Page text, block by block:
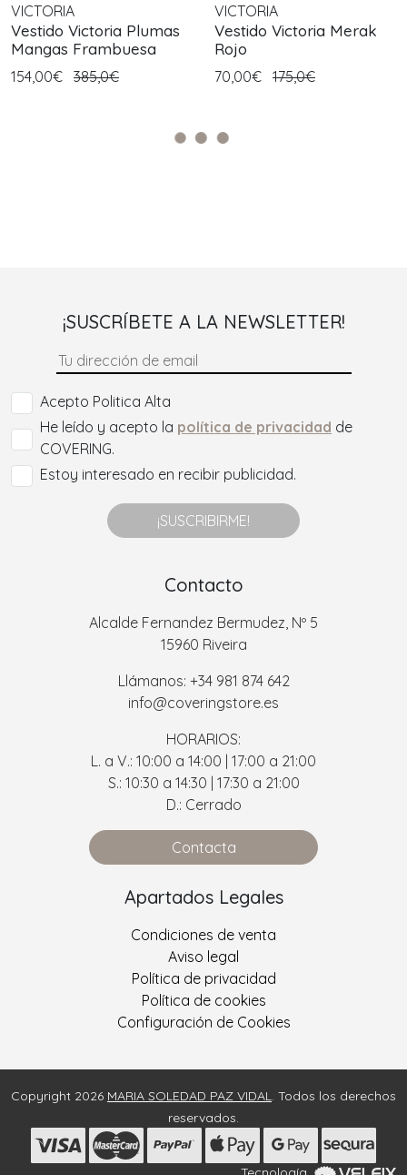
VICTORIA
Vestido Victoria Plumas
Mangas Frambuesa
154,00€ 385,0€
VICTORIA
Vestido Victoria Merak
Rojo
70,00€ 175,0€
¡SUSCRÍBETE A LA NEWSLETTER!
Acepto Politica Alta
He leído y acepto la política de privacidad de
COVERING.
Estoy interesado en recibir publicidad.
¡SUSCRIBIRME!
Contacto
Alcalde Fernandez Bermudez, Nº 5
15960 Riveira
Llámanos: +34 981 874 642
info@coveringstore.es
HORARIOS:
L. a V.: 10:00 a 14:00 | 17:00 a 21:00
S.: 10:30 a 14:30 | 17:30 a 21:00
D.: Cerrado
Contacta
Apartados Legales
Condiciones de venta
Aviso legal
Política de privacidad
Política de cookies
Configuración de Cookies
Copyright 2026 MARIA SOLEDAD PAZ VIDAL. Todos los derechos
reservados.